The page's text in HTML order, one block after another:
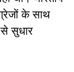
के साथ
सुधार